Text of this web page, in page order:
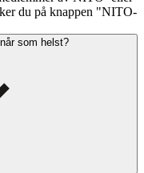
du på knappen "NITO-
som helst?